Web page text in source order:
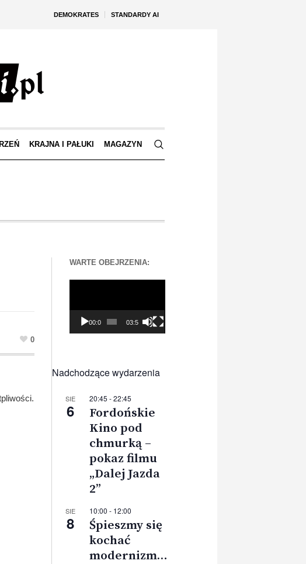
DEMOKRATES STANDARDY AI
KRAJNA I PAŁUKI MAGAZYN
0
WARTE OBEJRZENIA:
00:00 03:56
Nadchodzące wydarzenia
SIE
6
20:45 -22:45
Fordońskie
Kino pod
chmurką –
pokaz filmu
„Dalej Jazda
2”
SIE
8
10:00 - 12:00
Śpieszmy się
kochać
modernizm…